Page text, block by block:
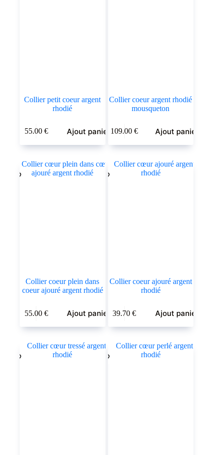
Collier petit coeur argent
rhodié
55.00 € Ajout panier
Collier coeur argent rhodié
mousqueton
109.00€ Ajout panier
Collier coeur plein dans
coeur ajouré argent rhodié
55.00 € Ajout panier
Collier coeur ajouré argent
rhodié
39.70€ Ajout panier